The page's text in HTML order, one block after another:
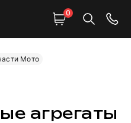
0
Мото
агрегаты